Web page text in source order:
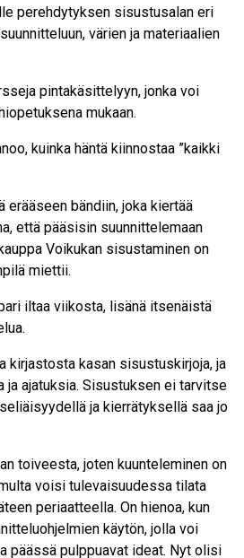
perehdytyksen sisustusalan eri
värien ja materiaalien
pintakäsittelyyn, jonka voi
mukaan.
kuinka häntä kiinnostaa ”kaikki
erääseen bändiin, joka kiertää
että pääsisin suunnittelemaan
Voikukan sisustaminen on
miettii.
iltaa viikosta, lisänä itsenäistä
kirjastosta kasan sisustuskirjoja, ja
ja ajatuksia. Sisustuksen ei tarvitse
ja kierrätyksellä saa jo
toiveesta, joten kuunteleminen on
voisi tulevaisuudessa tilata
periaatteella. On hienoa, kun
käytön, jolla voi
päässä pulppuavat ideat. Nyt olisi